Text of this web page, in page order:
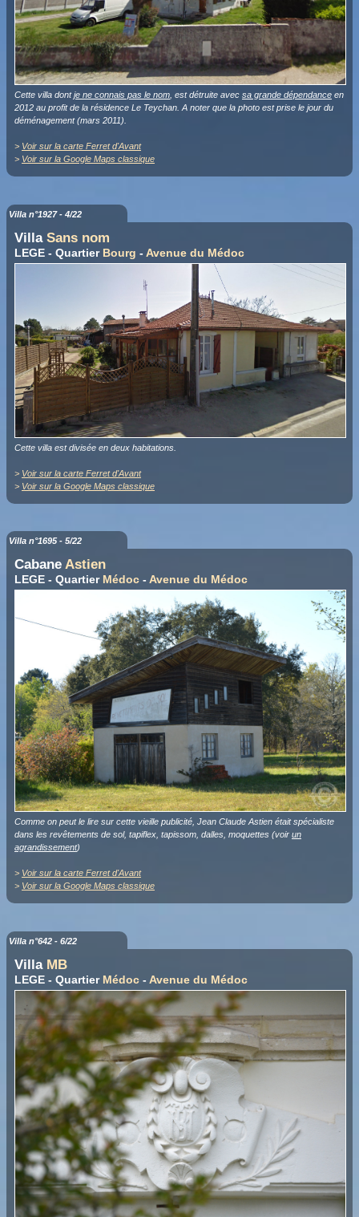
Cette villa dontje ne connais pas le nom , est détruite avec sa grande dépendance en
2012 au profit de la résidence Le Teychan. A noter que la photo est prise le jour du
déménagement (mars 2011).
> Voir sur la carte Ferret d'Avant
> Voir sur la Google Maps classique
Villa n°1927 - 4/22
Villa Sans nom
LEGE - Quartier Bourg - Avenue du Médoc
Cette villa est divisée en deux habitations.
> Voir sur la carte Ferret d'Avant
> Voir sur la Google Maps classique
Villa n°1695 - 5/22
Cabane Astien
LEGE - Quartier Médoc - Avenue du Médoc
Comme on peut le lire sur cette vieille publicité, Jean Claude Astien était spécialiste
dans les revêtements de sol, tapiflex, tapissom, dalles, moquettes (voir un
agrandissement)
> Voir sur la carte Ferret d'Avant
> Voir sur la Google Maps classique
Villa n°642 - 6/22
Villa MB
LEGE - Quartier Médoc - Avenue du Médoc